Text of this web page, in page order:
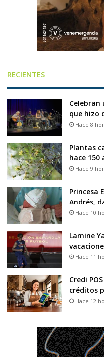
RECIENTES
Celebran
que hizo
Hace 8
Plantas
hace 150
Hace 9
Princesa
Andrés,
Hace 10
Lamine
Hace 11
Credi
créditos
Hace 12